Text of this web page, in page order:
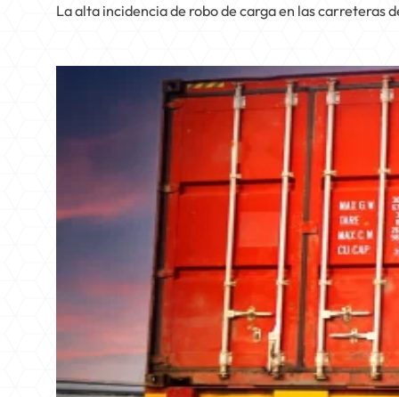
La alta incidencia de robo de carga en las carreteras